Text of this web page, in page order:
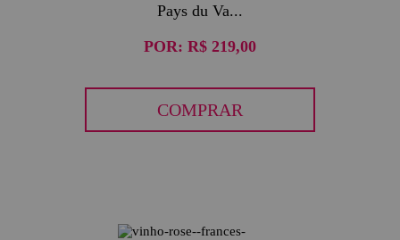
Pays du Va...
POR: R$ 219,00
COMPRAR